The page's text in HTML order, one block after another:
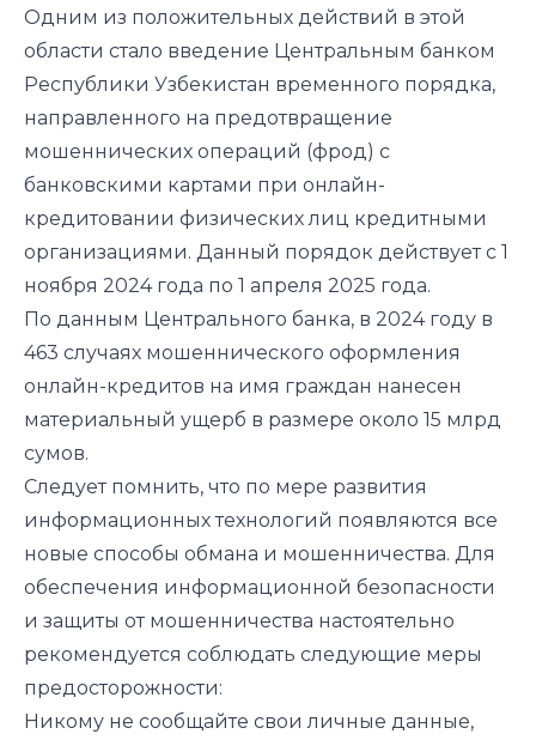
Одним из положительных действий в этой
области стало введение Центральным банком
Республики Узбекистан временного порядка,
направленного на предотвращение
мошеннических операций (фрод) с
банковскими картами при онлайн-
кредитовании физических лиц кредитными
организациями. Данный порядок действует с 1
ноября 2024 года по 1 апреля 2025 года.
По данным Центрального банка, в 2024 году в
463 случаях мошеннического оформления
онлайн-кредитов на имя граждан нанесен
материальный ущерб в размере около 15 млрд
сумов.
Следует помнить, что по мере развития
информационных технологий появляются все
новые способы обмана и мошенничества. Для
обеспечения информационной безопасности
и защиты от мошенничества настоятельно
рекомендуется соблюдать следующие меры
предосторожности:
Никому не сообщайте свои личные данные,